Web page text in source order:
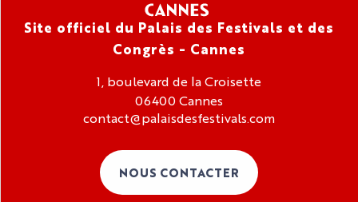
Site officiel du Palais des Festivals et des
Congrès - Cannes
1, boulevard de la Croisette
06400 Cannes
contact@palaisdesfestivals.com
NOUS CONTACTER